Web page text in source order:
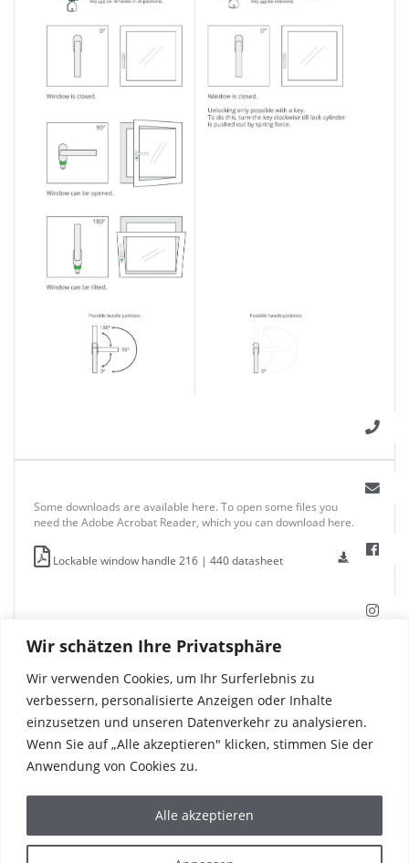
Wir schätzen Ihre Privatsphäre
Wir verwenden Cookies, um Ihr Surferlebnis zu
verbessern, personalisierte Anzeigen oder Inhalte
einzusetzen und unseren Datenverkehr zu analysieren.
Wenn Sie auf „Alle akzeptieren" klicken, stimmen Sie der
Anwendung von Cookies zu.
Alle akzeptieren
Some downloads are available here. To open some files you
need the Adobe Acrobat Reader, which you can download here.
Lockable window handle 216 | 440 datasheet
PRODUCTS